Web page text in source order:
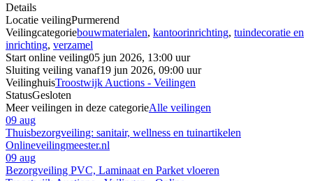
Details
Locatie veilingPurmerend
Veilingcategoriebouwmaterialen, kantoorinrichting, tuindecoratie en
inrichting, verzamel
Start online veiling05 jun 2026, 13:00 uur
Sluiting veiling vanaf19 jun 2026, 09:00 uur
VeilinghuisTroostwijk Auctions - Veilingen
StatusGesloten
Meer veilingen in deze categorieAlle veilingen
09 aug
Thuisbezorgveiling: sanitair, wellness en tuinartikelen
Onlineveilingmeester.nl
09 aug
Bezorgveiling PVC, Laminaat en Parket vloeren